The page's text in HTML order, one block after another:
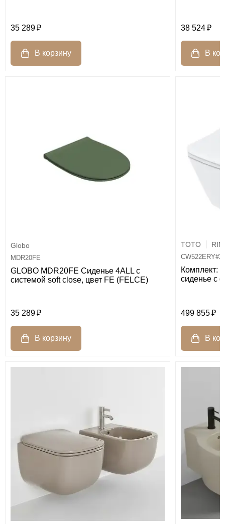
35 289 38 524
Globo
MDR20FE
GLOBO MDR20FE Сиденье 4ALL с
системой soft close, цвет FE (FELCE)
35 289
TOTO
Комплект:
сиденье с
499 855